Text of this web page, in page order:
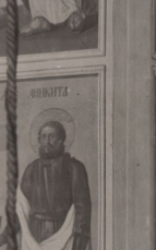
Главная Галерея
Свято-
Свято-Троицкий